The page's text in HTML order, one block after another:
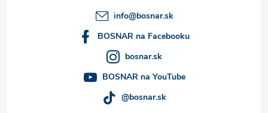
info@bosnar.sk
BOSNAR na Facebooku
bosnar.sk
BOSNAR na YouTube
@bosnar.sk